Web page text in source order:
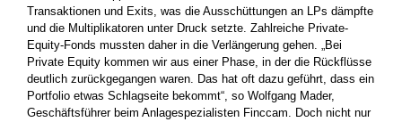
Transaktionen und Exits, was die Ausschüttungen an LPs dämpfte
und die Multiplikatoren unter Druck setzte. Zahlreiche Private-
Equity-Fonds mussten daher in die Verlängerung gehen. „Bei
Private Equity kommen wir aus einer Phase, in der die Rückflüsse
deutlich zurückgegangen waren. Das hat oft dazu geführt, dass ein
Portfolio etwas Schlag­seite bekommt“, so Wolfgang Mader,
Geschäftsführer beim ­Anlagespezialisten Finccam. Doch nicht nur